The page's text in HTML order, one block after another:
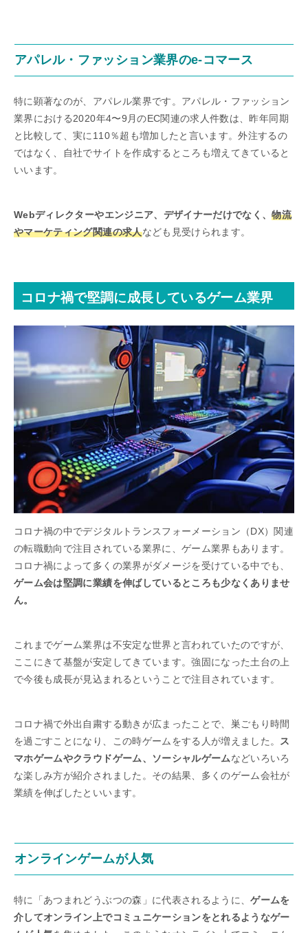
アパレル・ファッション業界のe-コマース
特に顕著なのが、アパレル業界です。アパレル・ファッション
業界における2020年4〜9月のEC関連の求人件数は、昨年同期
と比較して、実に110％超も増加したと言います。外注するの
ではなく、自社でサイトを作成するところも増えてきていると
いいます。
Webディレクターやエンジニア、デザイナーだけでなく、物流
やマーケティング関連の求人なども見受けられます。
コロナ禍で堅調に成長しているゲーム業界
コロナ禍の中でデジタルトランスフォーメーション（DX）関連
の転職動向で注目されている業界に、ゲーム業界もあります。
コロナ禍によって多くの業界がダメージを受けている中でも、
ゲーム会は堅調に業績を伸ばしているところも少なくありませ
ん。
これまでゲーム業界は不安定な世界と言われていたのですが、
ここにきて基盤が安定してきています。強固になった土台の上
で今後も成長が見込まれるということで注目されています。
コロナ禍で外出自粛する動きが広まったことで、巣ごもり時間
を過ごすことになり、この時ゲームをする人が増えました。 ス
マホゲームやクラウドゲーム、ソーシャルゲームなどいろいろ
な楽しみ方が紹介されました。その結果、多くのゲーム会社が
業績を伸ばしたといいます。
オンラインゲームが人気
特に「あつまれどうぶつの森」に代表されるように、ゲームを
介してオンライン上でコミュニケーションをとれるようなゲー